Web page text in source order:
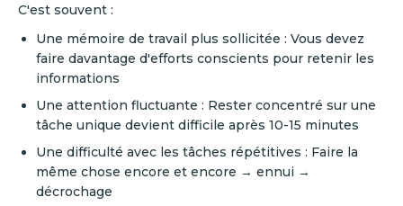
C'est souvent :
Une mémoire de travail plus sollicitée : Vous devez
faire davantage d'efforts conscients pour retenir les
informations
Une attention fluctuante : Rester concentré sur une
tâche unique devient difficile après 10-15 minutes
Une difficulté avec les tâches répétitives : Faire la
même chose encore et encore → ennui →
décrochage